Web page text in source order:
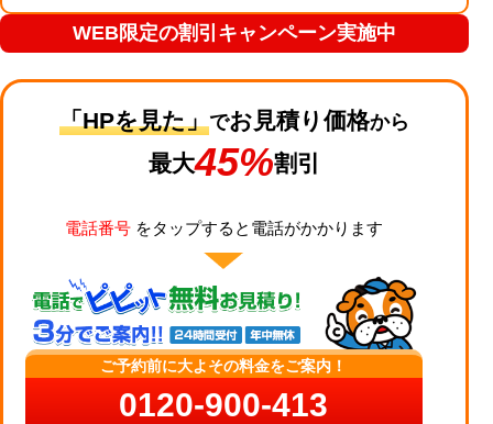
WEB限定の割引キャンペーン実施中
「HPを見た」でお見積り価格から
最大45%割引
電話番号をタップすると電話がかかります
ご予約前に大よその料金をご案内！
0120-900-413